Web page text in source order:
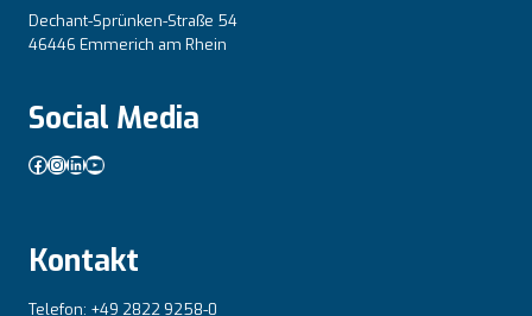
Dechant-Sprünken-Straße 54
46446 Emmerich am Rhein
Social Media
Facebook
Instagram
LinkedIn
YouTube
Kontakt
Telefon: +49 2822 9258-0